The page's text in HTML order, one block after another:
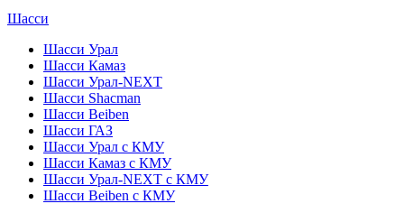
Шасси
Шасси Урал
Шасси Камаз
Шасси Урал-NEXT
Шасси Shacman
Шасси Beiben
Шасси ГАЗ
Шасси Урал с КМУ
Шасси Камаз с КМУ
Шасси Урал-NEXT с КМУ
Шасси Beiben с КМУ